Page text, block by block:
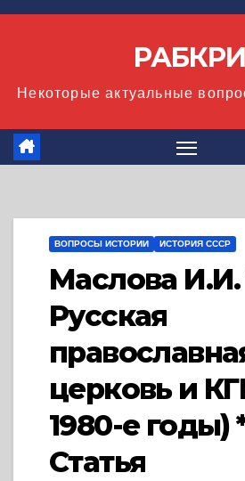
Перейти
Некоторые актуальные
ВОПРОСЫ ИСТОРИИ ИСТОРИЯ СССР
Маслова И.И.
Русская
церковь и
1980-е годы)
Статья